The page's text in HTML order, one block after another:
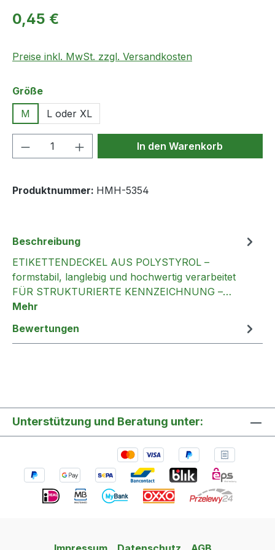
Regulärer Preis:
0,45 €
Preise inkl. MwSt. zzgl. Versandkosten
Größeauswählen
M
L oder XL
Produkt Anzahl: Gib denIn den Warenkorb
Produktnummer: HMH-5354
Beschreibung
ETIKETTENDECKEL AUS POLYSTYROL –
formstabil, langlebig und hochwertig verarbeitet
FÜR STRUKTURIERTE KENNZEICHNUNG –…
Mehr
Bewertungen
Unterstützung und Beratung unter: